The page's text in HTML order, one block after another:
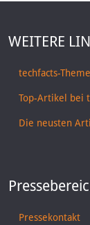
WEITERE
techfacts-
Top-Artikel bei
Die neusten
Pressekontakt